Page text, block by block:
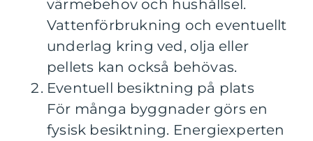
värmebehov och hushållsel.
Vattenförbrukning och eventuellt
underlag kring ved, olja eller
pellets kan också behövas.
Eventuell besiktning på plats
För många byggnader görs en
fysisk besiktning. Energiexperten